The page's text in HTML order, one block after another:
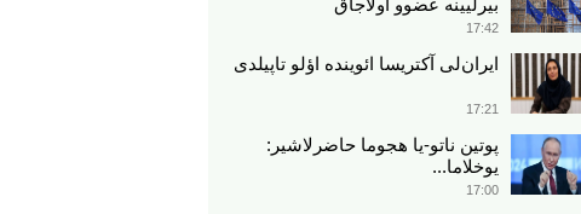
بیرلیینه عضوو اولاجاق
17:42
ایران‌لی آکتریسا ائوینده اؤلو تاپیلدی
17:21
پوتین ناتو-یا هجوما حاضرلاشیر:
یوخلاما...
17:00